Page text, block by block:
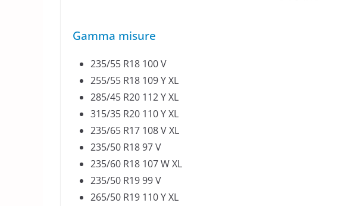
Gamma misure
235/55 R18 100 V
255/55 R18 109 Y XL
285/45 R20 112 Y XL
315/35 R20 110 Y XL
235/65 R17 108 V XL
235/50 R18 97 V
235/60 R18 107 W XL
235/50 R19 99 V
265/50 R19 110 Y XL